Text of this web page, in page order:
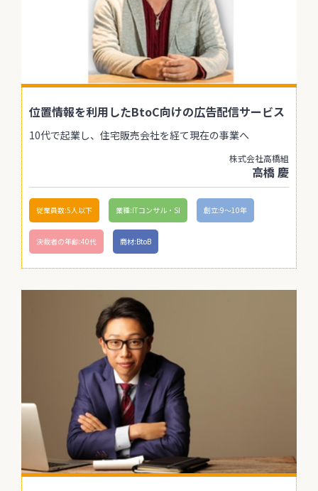
位置情報を利用したBtoC向けの広告配信サービス
10代で起業し、住宅販売会社を経て現在の事業へ
株式会社高橋組
高橋 慶
従業員数:5人以下 業種:ITコンサル・SI 創立:9〜10年
決裁者の年齢:40代 商材:BtoB